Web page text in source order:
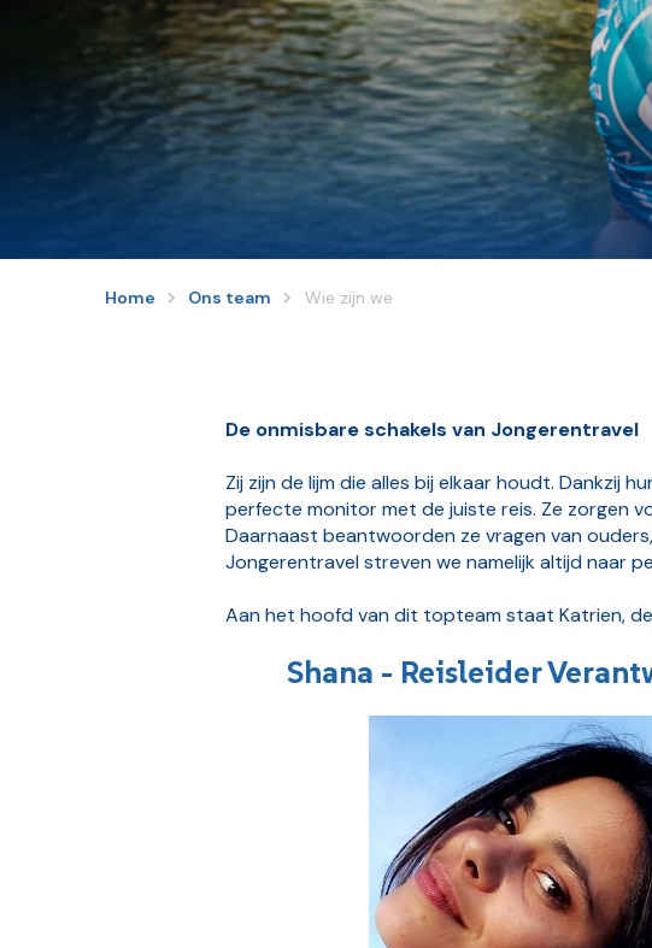
Home Ons team Wie zijn we
De onmisbare schakels van Jongerentravel
Zij zijn de lijm die alles bij elkaar houdt. Dankzij
perfecte monitor met de juiste reis. Ze zorgen
Daarnaast beantwoorden ze vragen van
Jongerentravel streven we namelijk altijd naar
Aan het hoofd van dit topteam staat Katrien,
Shana - Reisleider